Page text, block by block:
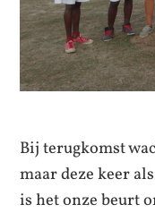
Bij terugkomst
maar deze keer
is het onze beurt